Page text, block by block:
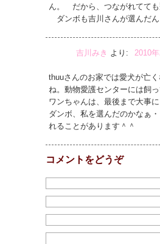
ん。 だから、つながれてて
ダンボも吉川さんが選んだ
吉川みき より: 2010
thuuさんのお家では愛犬が亡
ね。動物愛護センターには飼
ワンちゃんは、最後まで大事
ダンボ、私を選んだのかなぁ
れることがあります＾＾
コメントをどうぞ